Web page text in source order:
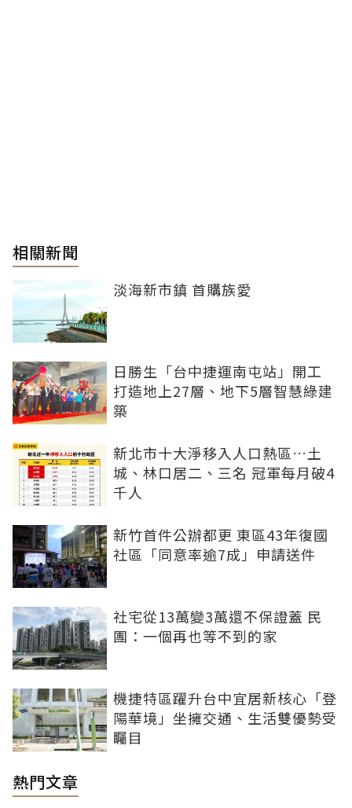
相關新聞
淡海新市鎮 首購族愛
日勝生「台中捷運南屯站」開工
打造地上27層、地下5層智慧綠建
築
新北市十大淨移入人口熱區…土
城、林口居二、三名 冠軍每月破4
千人
新竹首件公辦都更 東區43年復國
社區「同意率逾7成」申請送件
社宅從13萬變3萬還不保證蓋 民
團：一個再也等不到的家
機捷特區躍升台中宜居新核心「登
陽華境」坐擁交通、生活雙優勢受
矚目
熱門文章